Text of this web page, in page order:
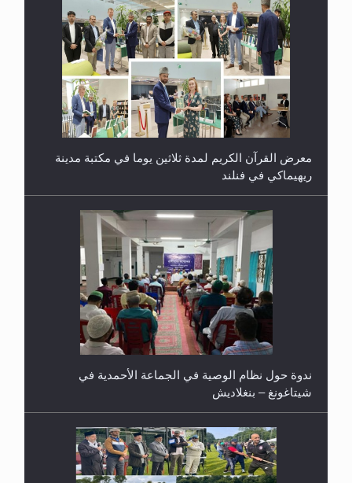
معرض القرآن الكريم لمدة ثلاثين يوما في مكتبة مدينة
ريهيماكي في فنلند
ندوة حول نظام الوصية في الجماعة الأحمدية في
شيتاغونغ – بنغلاديش